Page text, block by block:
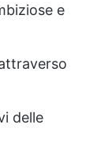
e
delle